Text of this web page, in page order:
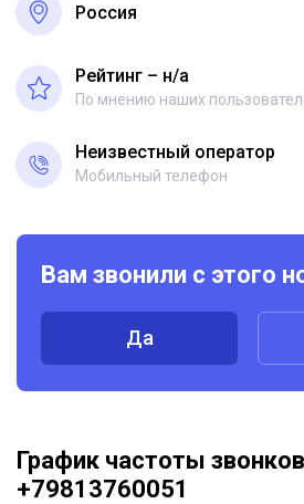
Россия
Рейтинг – н/a
По мнению наших
Неизвестный оператор
Мобильный телефон
Вам звонили с этого
Да
График частоты
+79813760051